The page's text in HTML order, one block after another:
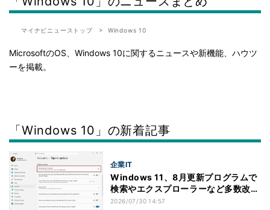
マイナビニューストップ Windows 10
MicrosoftのOS、Windows 10に関するニュースや新機能、ハウツ
ーを掲載。
「Windows 10」の新着記事
企業IT
Windows 11、8月更新プログラムで
検索やエクスプローラーなど多数改善
へ
2026/07/30 14:57